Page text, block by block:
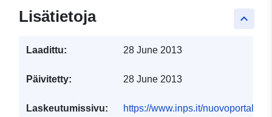
keyboard_arrow_up
Lisätietoja
Laadittu: 28 June 2013
Päivitetty: 28 June 2013
Laskeutumissivu:
https://www.inps.it/